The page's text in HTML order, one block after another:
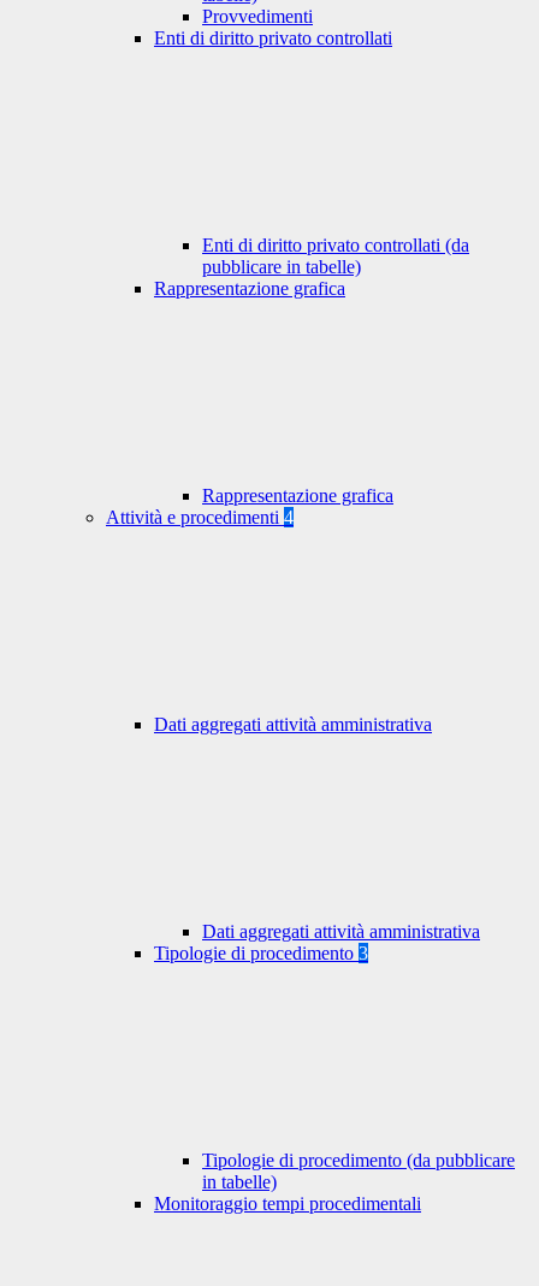
Provvedimenti
Enti di diritto privato controllati
Enti di diritto privato controllati (da
pubblicare in tabelle)
Rappresentazione grafica
Rappresentazione grafica
Attività e procedimenti 4
Dati aggregati attività amministrativa
Dati aggregati attività amministrativa
Tipologie di procedimento 3
Tipologie di procedimento (da pubblicare
in tabelle)
Monitoraggio tempi procedimentali